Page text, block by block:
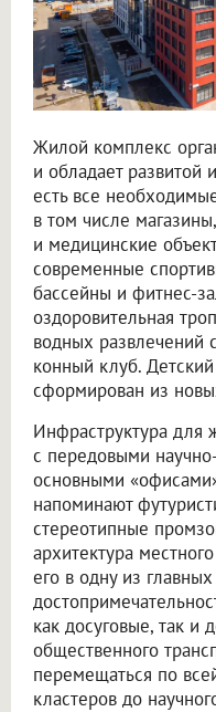
Жилой комплекс
и обладает развитой
есть все
в том числе
и медицинские
современные
бассейны и фитнес-
оздоровительная
водных развлечений
конный клуб.
сформирован из
Инфраструктура для
с передовыми
основными
напоминают
стереотипные
архитектура
его в одну из
как досуговые, так и
общественного
перемещаться по
кластеров до